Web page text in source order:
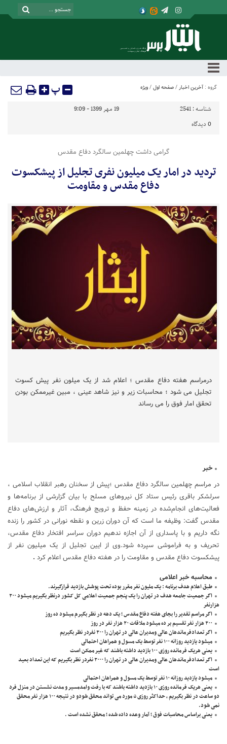
گروه : آخرین اخبار / صفحه اول / ویژه پ
شناسه : 2541
19 مهر 1399 - 9:09
0 دیدگاه
گرامی داشت چهلمین سالگرد دفاع مقدس
تردید در امار یک میلیون نفری تجلیل از پیشکسوت
دفاع مقدس و مقاومت
درمراسم هفته دفاع مقدس ؛ اعلام شد از یک میلون نفر پیش کسوت
تجلیل می شود ؛ محاسبات زیر و نیز شاهد عینی ، مبین غیرممکن بودن
تحقق امار فوق را می رساند
خبر
در مراسم چهلمین سالگرد دفاع مقدس ؛پیش از سخنان رهبر انقلاب اسلامی ،
سرلشکر باقری رئیس ستاد کل نیروهای مسلح با بیان گزارشی از برنامه‌ها و
فعالیت‌های انجام‌شده در زمینه حفظ و ترویج فرهنگ، آثار و ارزش‌های دفاع
مقدس گفت: وظیفه ما است که آن دوران زرین و نقطه نورانی در کشور را زنده
نگه داریم و با پاسداری از آن اجازه ندهیم دوران سراسر افتخار دفاع مقدس،
تحریف و به فراموشی سپرده شود.وی از ایین تجلیل از یک میلیون نفر از
پیشکسوت دفاع مقدس و مقاومت را در هفته دفاع مقدس اعلام کرد .
محاسبه خبر اعلامی
طبق اعلام هدف برنامه : یک ملیون نفر مقرر بوده تحت پوشش بازدید قرارگیرند.
اگر جمعیت جامعه هدف در تهران را یک پنجم جمعیت اعلامی کل کشور درنظر بگیریم میشود ۲۰۰
هزارنفر
اگر مراسم تقدیر را بجای هفته دفاع مقدس ؛ یک دهه در نظر بگیرم میشود ده روز
۲۰۰ هزار نفر تقسیم بر ده میشود ملاقات ۲۰ هزار نفر در روز
اگر تعدادفرماندهان عالی ومدیران عالی در تهران را ۲۰۰ نفردر نظر بگیریم
میشود یازدید روزانه ۱۰۰ نفر توسط یک مسول و همراهان احتمالی
یعنی هریک فرمانده روزی ۱۰۰ بازدید داشته باشند که غیر ممکن است
اگر تعدادفرماندهان عالی ومدیران عالی در تهران را ۲۰۰۰ نفردر نظر بگیریم که این تعداد بعید
است
میشود یازدید روزانه ۱۰ نفر توسط یک مسول و همراهان احتمالی
یعنی هریک فرمانده روزی ۱۰ بازدید داشته باشند که با رفت وامدمسیر و مدت نشستن در منزل فرد
دو ساعت در نظر بگیریم ، حداکثر روزی ۵ مورد می تواند محقق شودو در نتیجه ۱۰۰ هزار نفر محقق
نمی شود.
یعنی براساس محاسبات فوق ؛ آمار وعده داده شده ؛ محقق نشده است .